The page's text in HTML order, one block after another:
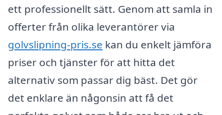
ett professionellt sätt. Genom att samla in
offerter från olika leverantörer via
golvslipning-pris.se kan du enkelt jämföra
priser och tjänster för att hitta det
alternativ som passar dig bäst. Det gör
det enklare än någonsin att få det